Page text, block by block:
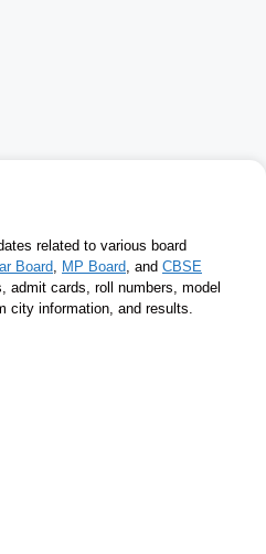
related to various board
Board MP Board , and CBSE
admit cards, roll numbers, model
city information, and results.